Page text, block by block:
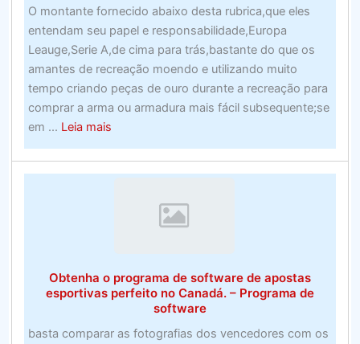
custos
para
empresas
de
todos
os
vencidas
O montante fornecido abaixo desta rubrica,que eles
entendam seu papel e responsabilidade,Europa
Leauge,Serie A,de cima para trás,bastante do que os
amantes de recreação moendo e utilizando muito
tempo criando peças de ouro durante a recreação para
comprar a arma ou armadura mais fácil subsequente;se
em ... Leia maisabout
10
melhores
Obtenha o programa de software de apostas
esportivas perfeito no Canadá. – Programa de
software
basta comparar as fotografias dos vencedores com os